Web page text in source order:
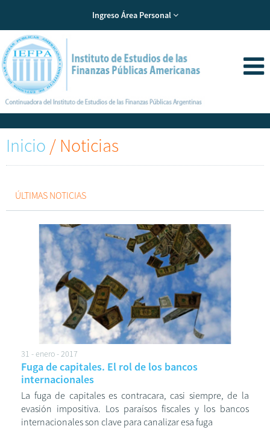
Ingreso Área Personal
Inicio / Noticias
ÚLTIMAS NOTICIAS
31 - enero - 2017
Fuga de capitales. El rol de los bancos
internacionales
La fuga de capitales es contracara, casi siempre, de la
evasión impositiva. Los paraísos fiscales y los bancos
internacionales son clave para canalizar esa fuga